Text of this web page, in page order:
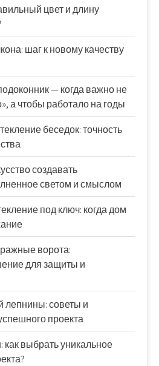
цвет и длину
шаг к новому качеству
— когда важно не
а чтобы работало на годы
беседок: точность
создавать
светом и смыслом
под ключ: когда дом
ворота:
для защиты и
лепнины: советы и
проекта
как выбрать уникальное